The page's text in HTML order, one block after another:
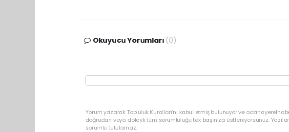
Okuyucu Yorumları (0)
Yorum yazarak Topluluk Kuralları’nı kabul etmiş bulunuyor ve
doğrudan veya dolaylı tüm sorumluluğu tek başınıza üstleniyorsunuz.
sorumlu tutulamaz.